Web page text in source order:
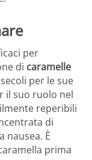
per
di caramelle
per le sue
il suo ruolo nel
reperibili
di
nausea. È
prima